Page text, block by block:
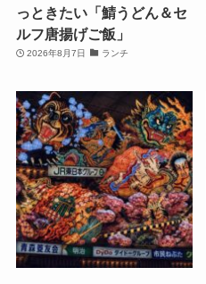
っときたい「鯖うどん＆セ
ルフ唐揚げご飯」
2026年8月7日 ランチ